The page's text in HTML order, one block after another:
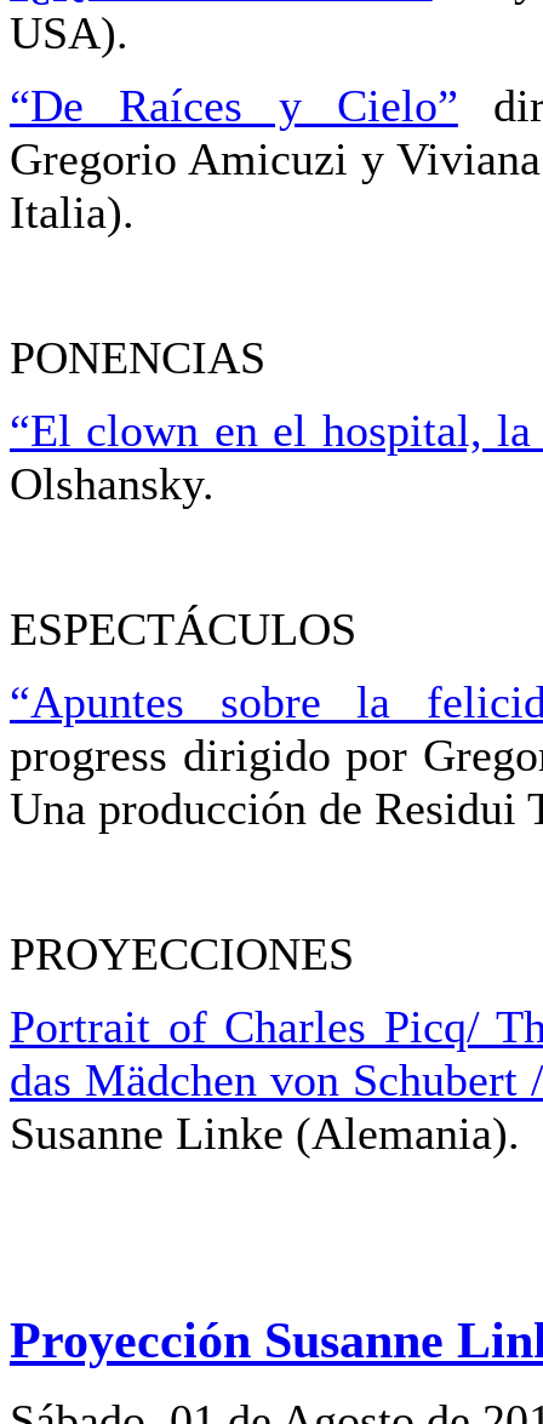
USA).
“De Raíces y Cielo”
Gregorio Amicuzi y
Italia).
PONENCIAS
“El clown en el hospital,
Olshansky.
ESPECTÁCULOS
“Apuntes sobre la
progress dirigido por
Una producción de Residui
PROYECCIONES
Portrait of Charles Picq/
das Mädchen von Schubert
Susanne Linke (Alemania).
Proyección Susanne